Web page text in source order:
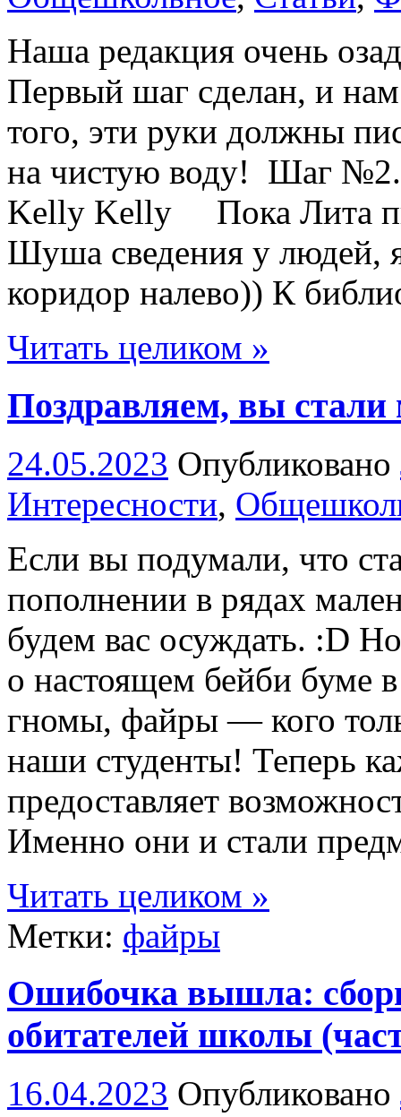
Наша редакция очень
Первый шаг сделан, и нам
того, эти руки должны
на чистую воду! Шаг
Kelly Kelly Пока Лита
Шуша сведения у людей,
коридор налево)) К
Читать целиком »
Поздравляем, вы
24.05.2023 Опубликовано
Интересности,
Если вы подумали, что
пополнении в рядах
будем вас осуждать. :D
о настоящем бейби буме
гномы, файры — кого
наши студенты! Теперь
предоставляет
Именно они и стали
Читать целиком »
Метки: файры
Ошибочка вышла:
обитателей школы
16.04.2023 Опубликовано